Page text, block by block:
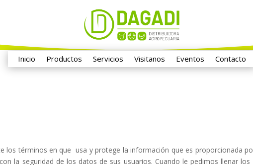
Inicio Productos Servicios Visitanos Eventos Contacto
los términos en que usa y protege la información que es proporcionada
la seguridad de los datos de sus usuarios. Cuando le pedimos llenar